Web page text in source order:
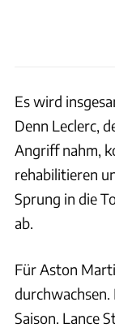
Es wird
Denn Leclerc,
Angriff nahm,
rehabilitieren
Sprung in die
ab.
Für Aston
durchwachsen.
Saison. Lance